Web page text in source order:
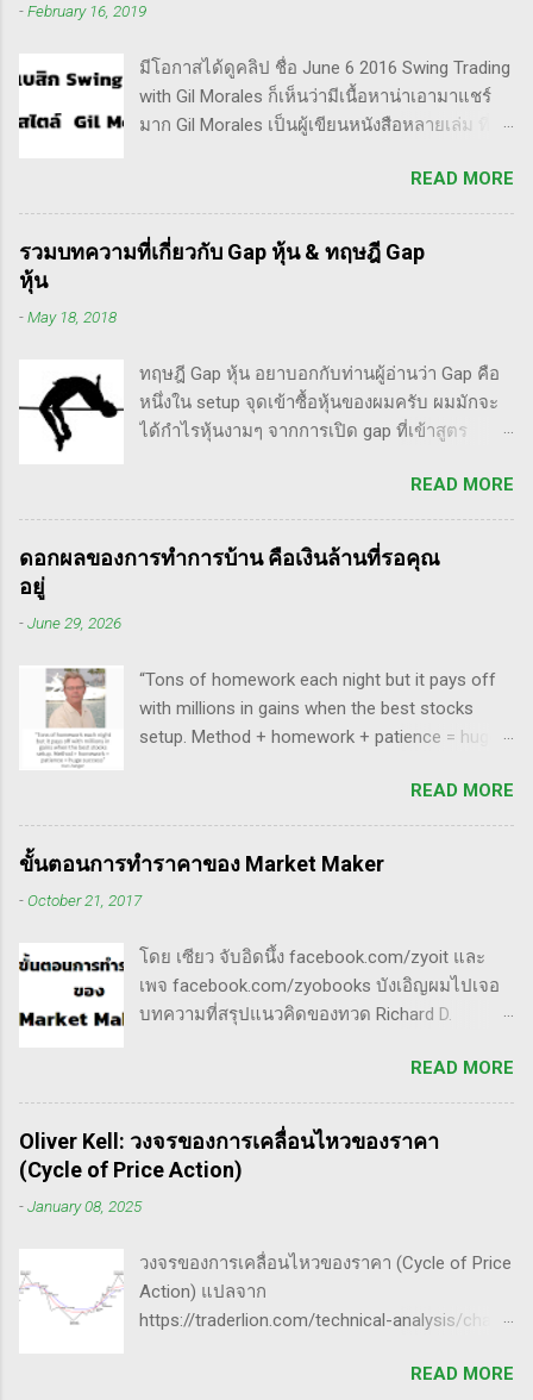
ราคาร่วงถึง 10% ก็ต้องตัดขาดทุนตามระบบแล้ว
เขามองระยะยาว ไม่สนใจต่อความผันผวนของ
ราคาในระยะสั้น อย่างวอเรน บัฟเฟต์ บอกว่า "คุณ
ไม่ควรอยู่ในตลาดหุ้น นอกเสียจากจะสามารถนั่ง
ตระหนก" ดังนั้น invester นั้น จะไม่ตระหนกเมื่อ
ราคาหุ้นร่วงทำให้เขาต้องขาดทุนไปแค่ 10% เอง
แต่ trader ทนไม่ได้แล้ว ต้องทำอะไรสักอย่าง
แรกซื้อหุ้น เพราะต้องการเล่นแบบเทรดเดิ้ง คือ
ซื้อมาขายไปในกรอบเวลาหนึ...
-February 16, 2019
มีโอกาสได้ดูคลิป ชื่อ June 6 2016 Swing Trading
with Gil Morales ก็เห็นว่ามีเนื้อหาน่าเอามาแชร์
มาก Gil Morales เป็นผู้เขียนหนังสือหลายเล่ม ที่ดัๆ
นานก็คือชื่อ "Trade Like an O'Neil Disciple: How
We Made Over 18,000% in the Stock Market" ที่
เขียนร่วมกับ Dr.Chris Kacher อีกเล่มก็คือ In The
Trading Cockpit with the O'Neil Disciples:
Money Selling Stocks Short อีกด้วย ผมเองก็เคย
แปลงานของแกแบบมั่วๆ หลายเรื่องด้วยกันนะ
อาทิ - Voodoo - ทรงหุ้นซิ่ง ราคาย่อ วอลุ่มหาย -
ผมเป็นแฟนคลับของแกนั่นเองครับ ง่ายๆเลย ที่
ชอบเพราะเราต่างมีอาจารย์ร่วมกันก็คือ ปู่โอนีล,
ทวดลิเวอร์มอร์ และทวด Wyckoff นั่นเอง (คือผม
นี้นะ...
READ MORE
รวมบทความที่เกี่ยวกับ Gap หุ้น & ทฤษฎี Gap
หุ้น
-May 18, 2018
ทฤษฎี Gap หุ้น อยาบอกกับท่านผู้อ่านว่า Gap คือ
หนึ่งใน setup จุดเข้าซื้อหุ้นของผมครับ ผมมักจะ
ได้กำไรหุ้นงามๆ จากการเปิด gap ที่เข้าสูตร
ทำการบ้าน มันส่งสัญญาณซื้อ แบบเปิด gap ผมจะ
ชอบมาก แต่ถึงกระนั้น มันก็ไม่ได้เป๊ะทุกตัวนะ
ครับ มีล้มเหลวเกินครึ่ง เราต้องคอยคัดตัวที่ไม่ดี
ออก เหลือตัวเจ๋งๆ แรงๆ ให้มันวิ่งทำเงินให้เราไป
เมื่อเอามาใช้ร่วมกับวอลุ่ม ในคลิปนี้เธอจัดเต็ม
เรื่องของ gap ซึ่งถือว่าครบเครื่องเอามากๆ ทฤษฎี
gap ที่เกี่ยวข้องกับเวฟ มีดังนี้ Common gap ใน
มือที่หวงของ เพราะเขาจะตบขึ้น/ลงเพื่อให้เม่า
คายหุ้นคืน ยิ่งมีเยอะยิ่งน่าสนใจ gap ประเภทนี้มัก
จะมีการลงมาปิดในเวลาอีกไม่นาน เพราะราคายัง
ประเภท double three Breakaway gap เป็นการ
กระโดดข้ามเวฟสอง...
READ MORE
ดอกผลของการทำการบ้าน คือเงินล้านที่รอคุณ
อยู่
-June 29, 2026
“Tons of homework each night but it pays off
with millions in gains when the best stocks
setup. Method + homework + patience = huge
“การทำการบ้านอย่างหนักทุกคืน จะให้ผล
ตอบแทนเป็นผลกำไรมหาศาลเป็นล้านๆ เมื่อรวม
วิธีการที่พิสูจน์ได้ การบ้าน และความอดทนเข้า
เป็นการติดตามข่าวสาร การวิเคราะห์ทางเทคนิค
หรือปัจจัยพื้นฐาน การสแกนหุ้นที่มีศักยภาพเป็นผู้
ชนะในอนาคต การลงรายละเอียดในการวิเคราะห์
จังหวะที่เหมาะสมในการเข้าเทรด . - วิธีการที่
พิสูจน์แล้วว่าทำเงินได้จริงและทำซ้ำได้ตลอด
(Method): การมีระบบหรือกลยุทธ์ที่ชัดเจนในการ
เทรดเป็นสิ่งสำคัญ เพราะจะช่วยให้คุณไม่หลงลืม
(Patience): การรอคอยและไม่รีบร้อนถือเป็น
คุณสมบัติที่สำคัญในนักเทรด ความอดทนช่วยให้
คุณสามารถทนต่อความผันผวนของตลาดและรอ
READ MORE
ขั้นตอนการทำราคาของ Market Maker
-October 21, 2017
โดย เซียว จับอิดนึ้ง facebook.com/zyoit และ
เพจ facebook.com/zyobooks บังเอิญผมไปเจอ
บทความที่สรุปแนวคิดของทวด Richard D.
เอง, ก็เลยอดตื่นใจไม่ได้กับข้อมูลที่เขาเขียนถึง "
How Manipulators Operate " ซึีงผมตีความว่ามัน
น่าเป็น " ขั้นตอนการทำราคาของ Market Maker "
พอได้สแกนคร่าวๆแล้วก็รู้สึกว่าน่าสนใจ เลย
พยายามแปลให้ตัวเองรู้เรื่อง แม้ว่าภาษาของแกจะ
อยู่ในระดับที่ตัวผมเองเข้าถึงยากมาก แต่ก็ด้วย
อาจจะไม่เป๊ะตามใจความที่เขาพยายามสื่อ แต่ก็
น่าจะพอเห็นภาพได้ในระดับหนึ่งครับ ใครที่ภาษา
อังกฤษคล่องๆ ก็ไปอ่านต้นฉบับได้ที่ลิ้งค์นี้นะ
3/01/21/book-review-of-stock-market-
READ MORE
Oliver Kell: วงจรของการเคลื่อนไหวของราคา
(Cycle of Price Action)
-January 08, 2025
วงจรของการเคลื่อนไหวของราคา (Cycle of Price
Action) แปลจาก
https://traderlion.com/technical-analysis/chart-
Oliver Kell เป็นนักเทรดที่ประสบความสำเร็จอย่าง
READ MORE